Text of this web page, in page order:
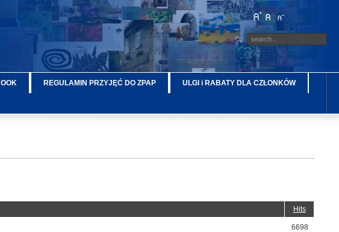
REGULAMIN PRZYJĘĆ DO ZPAP ULGI i RABATY DLA CZŁONKÓW
Hits
6698